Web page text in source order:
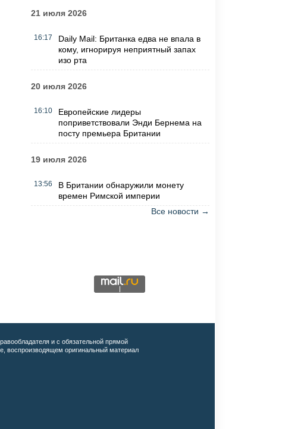
21 июля 2026
16:17
Daily Mail: Британка едва не впала в
кому, игнорируя неприятный запах
изо рта
20 июля 2026
16:10
Европейские лидеры
поприветствовали Энди Бернема на
посту премьера Британии
19 июля 2026
13:56
В Британии обнаружили монету
времен Римской империи
Все новости →
и с обязательной прямой
воспроизводящем оригинальный материал